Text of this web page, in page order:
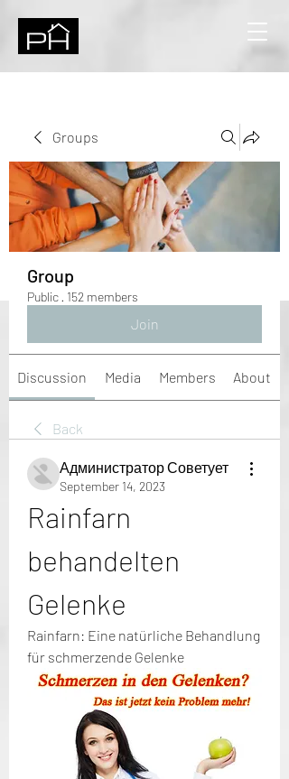
Groups
Group
Public · 152 members
Join
Discussion Media Members About
Back
Администратор Советует
September 14, 2023
Rainfarn
behandelten
Gelenke
Rainfarn: Eine natürliche Behandlung
für schmerzende Gelenke